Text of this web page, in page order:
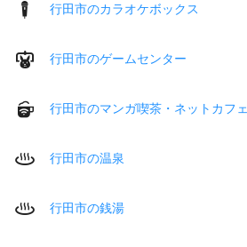
行田市のカラオケボックス
行田市のゲームセンター
行田市のマンガ喫茶・ネットカフェ
行田市の温泉
行田市の銭湯